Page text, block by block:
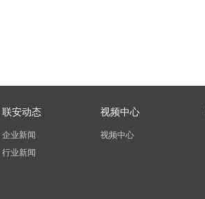
联安动态
企业新闻
行业新闻
视频中心
视频中心